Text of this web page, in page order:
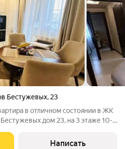
Бестужевых, 23
в отличном состоянии в ЖК
дом 23, на 3 этаже 10-
кВ.м., кухня 10,5 кВ.м. Лоджия 4
Написать